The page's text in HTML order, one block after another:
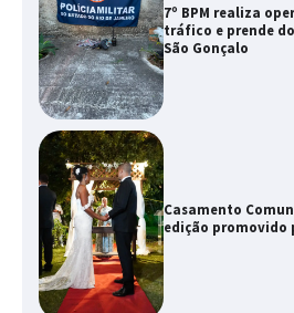
7º BPM realiza
tráfico e prende
São Gonçalo
Casamento
edição promovido